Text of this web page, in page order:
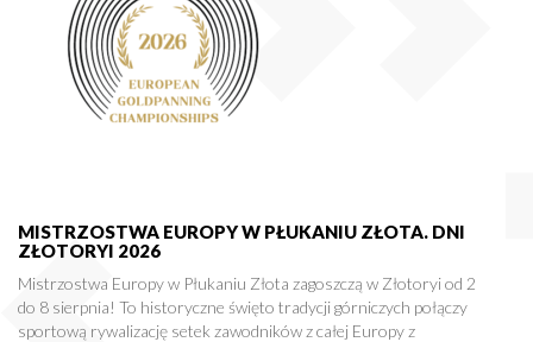
MISTRZOSTWA EUROPY W PŁUKANIU ZŁOTA. DNI
ZŁOTORYI 2026
Mistrzostwa Europy w Płukaniu Złota zagoszczą w Złotoryi od 2
do 8 sierpnia! To historyczne święto tradycji górniczych połączy
sportową rywalizację setek zawodników z całej Europy z